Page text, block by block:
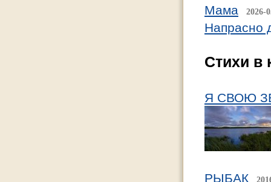
Мама
2026-
Напрасно
Стихи в
Я СВОЮ
РЫБАК